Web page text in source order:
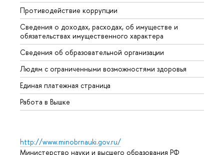
Противодействие коррупции
Сведения о доходах, расходах, об имуществе и
обязательствах имущественного характера
Сведения об образовательной организации
Людям с ограниченными возможностями здоровья
Единая платежная страница
Работа в Вышке
http://www.minobrnauki.gov.ru/
Министерство науки и высшего образования РФ